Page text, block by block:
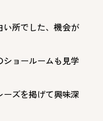
い所でした、機会が
ショールームも見学
ズを掲げて興味深